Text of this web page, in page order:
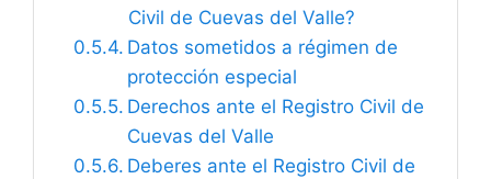
Civil de Cuevas del Valle?
Datos sometidos a régimen de
protección especial
Derechos ante el Registro Civil de
Cuevas del Valle
Deberes ante el Registro Civil de